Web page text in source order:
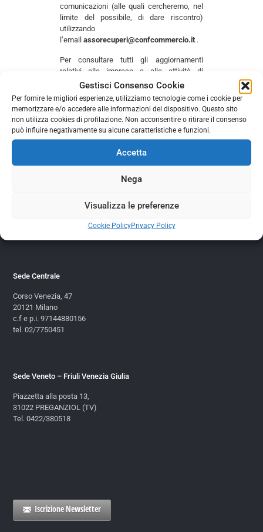
Gestisci Consenso Cookie
Per fornire le migliori esperienze, utilizziamo tecnologie come i cookie per
memorizzare e/o accedere alle informazioni del dispositivo. Questo sito
non utilizza cookies di profilazione. Non acconsentire o ritirare il consenso
può influire negativamente su alcune caratteristiche e funzioni.
Accetta
Nega
Visualizza le preferenze
Cookie PolicyPrivacy Policy
comunicazioni (alle quali cercheremo, nel
limite del possibile, di dare riscontro)
utilizzando
l’emailassorecuperi@confcommercio.it .
Per consultare tutti gli aggiornamenti
relativi alle imprese e alle attività di
Confcommercio sul nostro territorio, il
riferimento principale
è
www.confcommerciomilano.it.
Vi ricordiamo anche il nostro sito
www.assorecuperi.it
Copyright © 2017 Assorecuperi
Sede Centrale
Corso Venezia, 47
20121 Milano
c.f e p.i. 97144880156
tel. 02/7750451
Sede Veneto – Friuli Venezia Giulia
Piazzetta alla posta 13,
31022 PREGANZIOL (TV)
Tel. 0422/380518
Iscrizione Newsletter